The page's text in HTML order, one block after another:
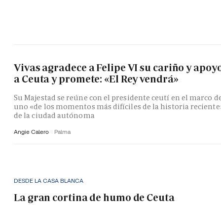
Vivas agradece a Felipe VI su cariño y
a Ceuta y promete: «El Rey vendrá»
Su Majestad se reúne con el presidente ceutí en el marco
uno «de los momentos más difíciles de la historia
de la ciudad autónoma
Angie Calero Palma
DESDE LA CASA BLANCA
La gran cortina de humo de Ceuta